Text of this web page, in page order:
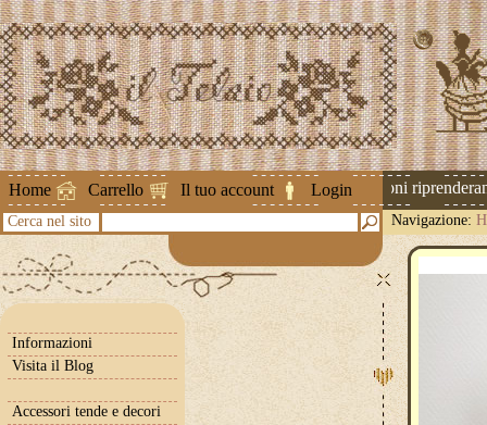
Home Carrello Il tuo account Login
Attenzione ! Le spedizioni
Cerca nel sito Navigazione:
Informazioni
Visita il Blog
Accessori tende e decori